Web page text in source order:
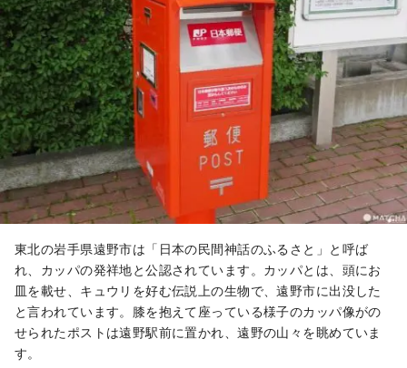
東北の岩手県遠野市は「日本の民間神話のふるさと」と呼ば
れ、カッパの発祥地と公認されています。カッパとは、頭にお
皿を載せ、キュウリを好む伝説上の生物で、遠野市に出没した
と言われています。膝を抱えて座っている様子のカッパ像がの
せられたポストは遠野駅前に置かれ、遠野の山々を眺めていま
す。